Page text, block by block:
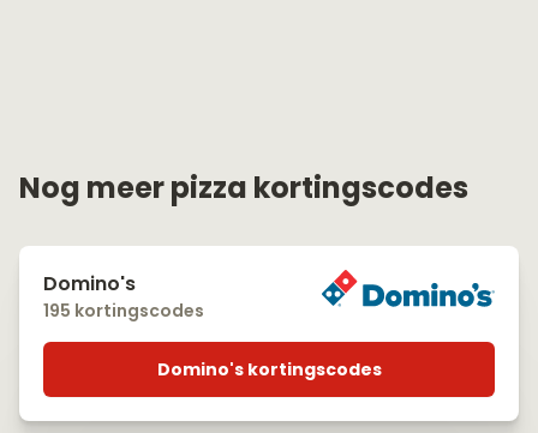
Nog meer pizza kortingscodes
Domino's
195 kortingscodes
Domino's kortingscodes